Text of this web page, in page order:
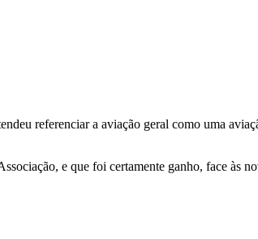
referenciar a aviação geral como uma
e que foi certamente ganho, face às